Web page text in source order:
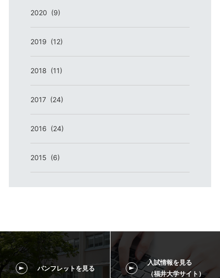
2020 (9)
2019 (12)
2018 (11)
2017 (24)
2016 (24)
2015 (6)
パンフレットを見る
入試情報を見る
（福井大学サイト）